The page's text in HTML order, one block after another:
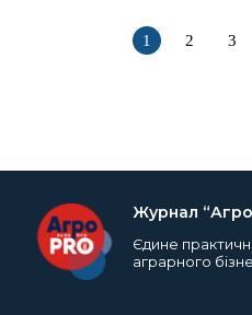
1 2 3
Журнал
Єдине
аграрного